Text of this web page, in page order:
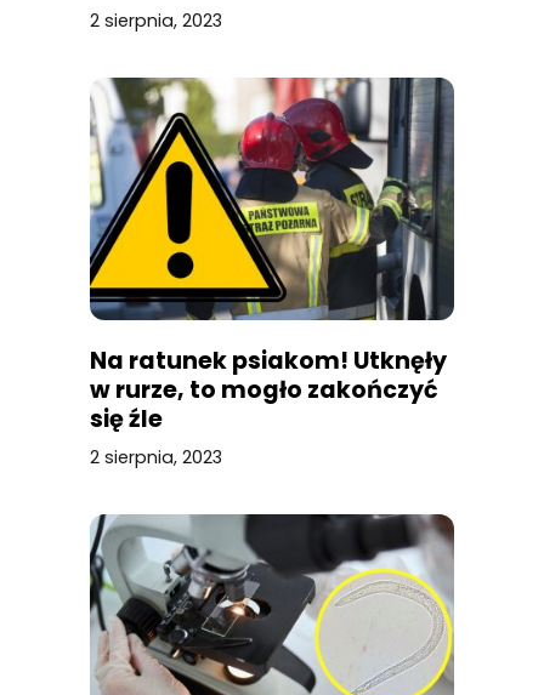
2 sierpnia, 2023
Na ratunek psiakom! Utknęły
w rurze, to mogło zakończyć
się źle
2 sierpnia, 2023